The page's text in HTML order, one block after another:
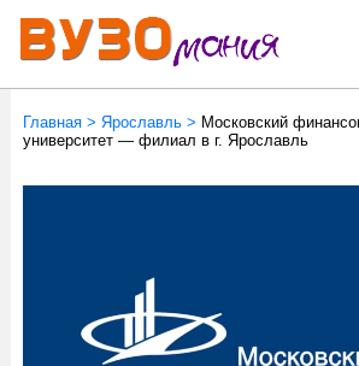
Главная> Ярославль> Московский
университет — филиал в г. Ярославль